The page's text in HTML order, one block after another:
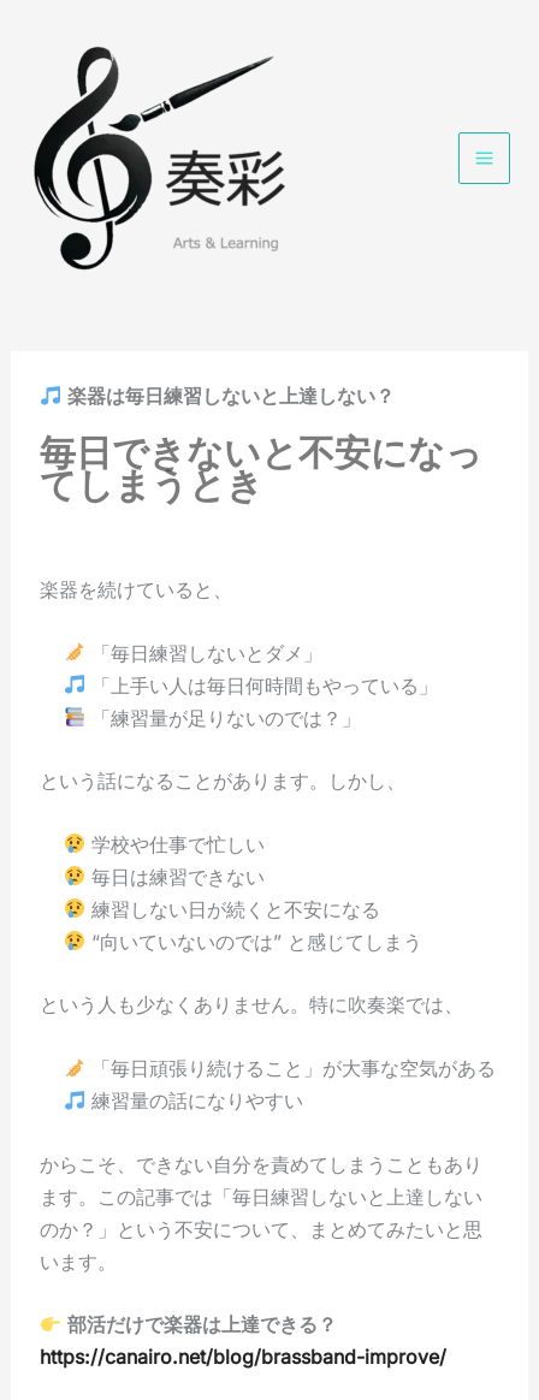
楽器は毎日練習しないと上達しない？
毎日できないと不安になっ
てしまうとき
楽器を続けていると、
「毎日練習しないとダメ」
「上手い人は毎日何時間もやっている」
「練習量が足りないのでは？」
という話になることがあります。しかし、
学校や仕事で忙しい
毎日は練習できない
練習しない日が続くと不安になる
“向いていないのでは” と感じてしまう
という人も少なくありません。特に吹奏楽では、
「毎日頑張り続けること」が大事な空気がある
練習量の話になりやすい
からこそ、できない自分を責めてしまうこともあり
ます。この記事では「毎日練習しないと上達しない
のか？」という不安について、まとめてみたいと思
います。
部活だけで楽器は上達できる？
https://canairo.net/blog/brassband-improve/